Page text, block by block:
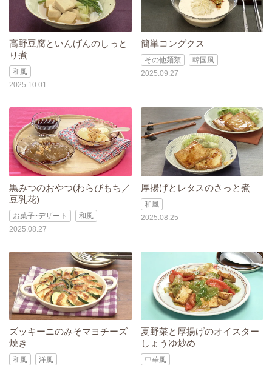
高野豆腐といんげんのしっと
り煮
和風
2025.10.01
簡単コングクス
その他麺類
韓国風
2025.09.27
黒みつのおやつ(わらびもち／
豆乳花)
お菓子・デザート
和風
2025.08.27
厚揚げとレタスのさっと煮
和風
2025.08.25
ズッキーニのみそマヨチーズ
焼き
和風
洋風
夏野菜と厚揚げのオイスター
しょうゆ炒め
中華風